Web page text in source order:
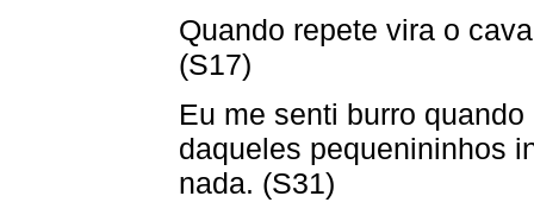
Quando repete vira o
(S17)
Eu me senti burro
daqueles pequenininhos
nada. (S31)